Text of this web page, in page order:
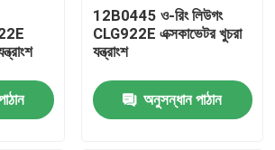
করুন
12B0445 ও-রিং লিউগং
CLG922E এক্সকাভেটর খুচরা
যন্ত্রাংশ
অনুসন্ধান পাঠান